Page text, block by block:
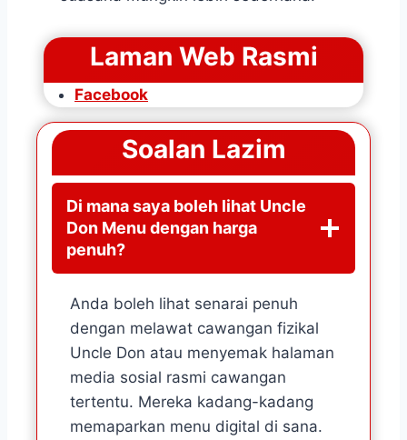
Laman Web Rasmi
Facebook
Soalan Lazim
Di mana saya boleh lihat Uncle
Don Menu dengan harga
penuh?
Anda boleh lihat senarai penuh
dengan melawat cawangan fizikal
Uncle Don atau menyemak halaman
media sosial rasmi cawangan
tertentu. Mereka kadang-kadang
memaparkan menu digital di sana.